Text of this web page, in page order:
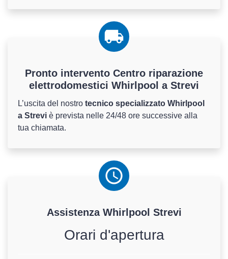
Pronto intervento Centro riparazione
elettrodomestici Whirlpool a Strevi
L’uscita del nostro tecnico specializzato Whirlpool
a Strevi è prevista nelle 24/48 ore successive alla
tua chiamata.
Assistenza Whirlpool Strevi
Orari d'apertura